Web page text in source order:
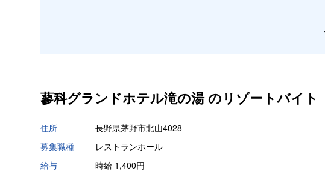
蓼科グランドホテル滝の湯 のリゾートバイト
住所
長野県茅野市北山4028
募集職種
レストランホール
給与
時給 1,400円